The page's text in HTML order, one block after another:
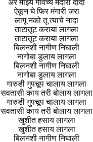
अरे माझ्ये गावच्ये मदारी दादा
ऐकून घे फिर मंगारी जरा
लागू नको तू त्याचे नादा
ताटातूट कराया लागला
ताटातूट कराया लागला
बिलनशी नागीण निघाली
नागोबा डुलाय लागला
बिलनशी नागीण निघाली
नागोबा डुलाय लागला
गारुडी गुपचूप चालाय लागला
सवतासी काय तरी बोलाय लागला
गारुडी गुपचूप चालाय लागला
सवतासी काय तरी बोलाय लागला
खुशीत हसाय लागला
खुशीत हसाय लागला
बिलनशी नागीण निघाली